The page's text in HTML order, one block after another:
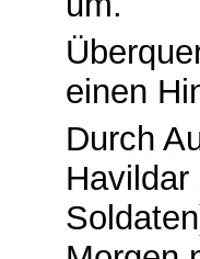
einen
Durch